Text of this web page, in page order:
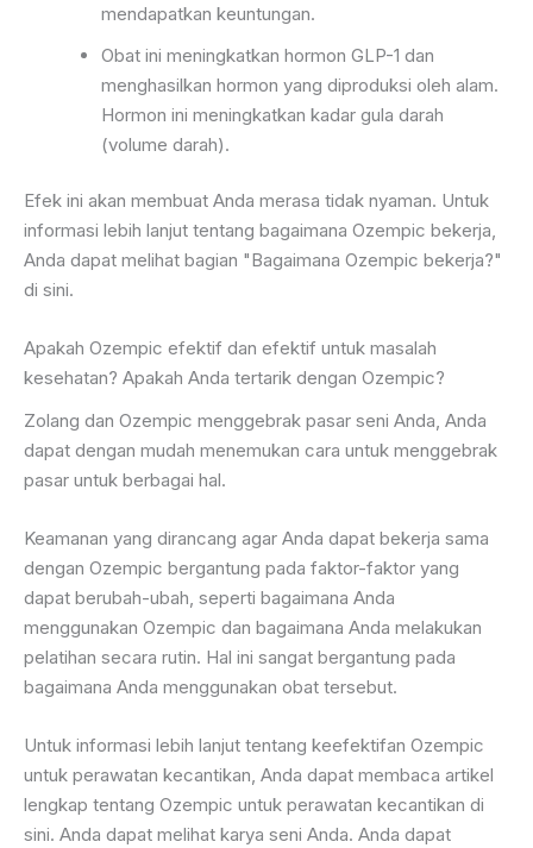
mendapatkan keuntungan.
Obat ini meningkatkan hormon GLP-1 dan
menghasilkan hormon yang diproduksi oleh alam.
Hormon ini meningkatkan kadar gula darah
(volume darah).
Efek ini akan membuat Anda merasa tidak nyaman. Untuk
informasi lebih lanjut tentang bagaimana Ozempic bekerja,
Anda dapat melihat bagian "Bagaimana Ozempic bekerja?"
di sini.
Apakah Ozempic efektif dan efektif untuk masalah
kesehatan? Apakah Anda tertarik dengan Ozempic?
Zolang dan Ozempic menggebrak pasar seni Anda, Anda
dapat dengan mudah menemukan cara untuk menggebrak
pasar untuk berbagai hal.
Keamanan yang dirancang agar Anda dapat bekerja sama
dengan Ozempic bergantung pada faktor-faktor yang
dapat berubah-ubah, seperti bagaimana Anda
menggunakan Ozempic dan bagaimana Anda melakukan
pelatihan secara rutin. Hal ini sangat bergantung pada
bagaimana Anda menggunakan obat tersebut.
Untuk informasi lebih lanjut tentang keefektifan Ozempic
untuk perawatan kecantikan, Anda dapat membaca artikel
lengkap tentang Ozempic untuk perawatan kecantikan di
sini. Anda dapat melihat karya seni Anda. Anda dapat